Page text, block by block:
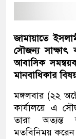
জামায়াতে
সৌজন্য সাক্ষাৎ
আবাসিক
মানবাধিকার
মঙ্গলবার (২২
কার্যালয়ে এ
তারা অত্যন্ত
মতবিনিময়